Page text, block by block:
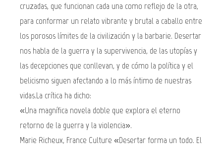
cruzadas, que funcionan cada una como reflejo de la otra,
para conformar un relato vibrante y brutal a caballo entre
los porosos límites de la civilización y la barbarie. Desertar
nos habla de la guerra y la supervivencia, de las utopías y
las decepciones que conllevan, y de cómo la política y el
belicismo siguen afectando a lo más íntimo de nuestras
vidas.La crítica ha dicho:
«Una magnífica novela doble que explora el eterno
retorno de la guerra y la violencia».
Marie Richeux, France Culture «Desertar forma un todo. El